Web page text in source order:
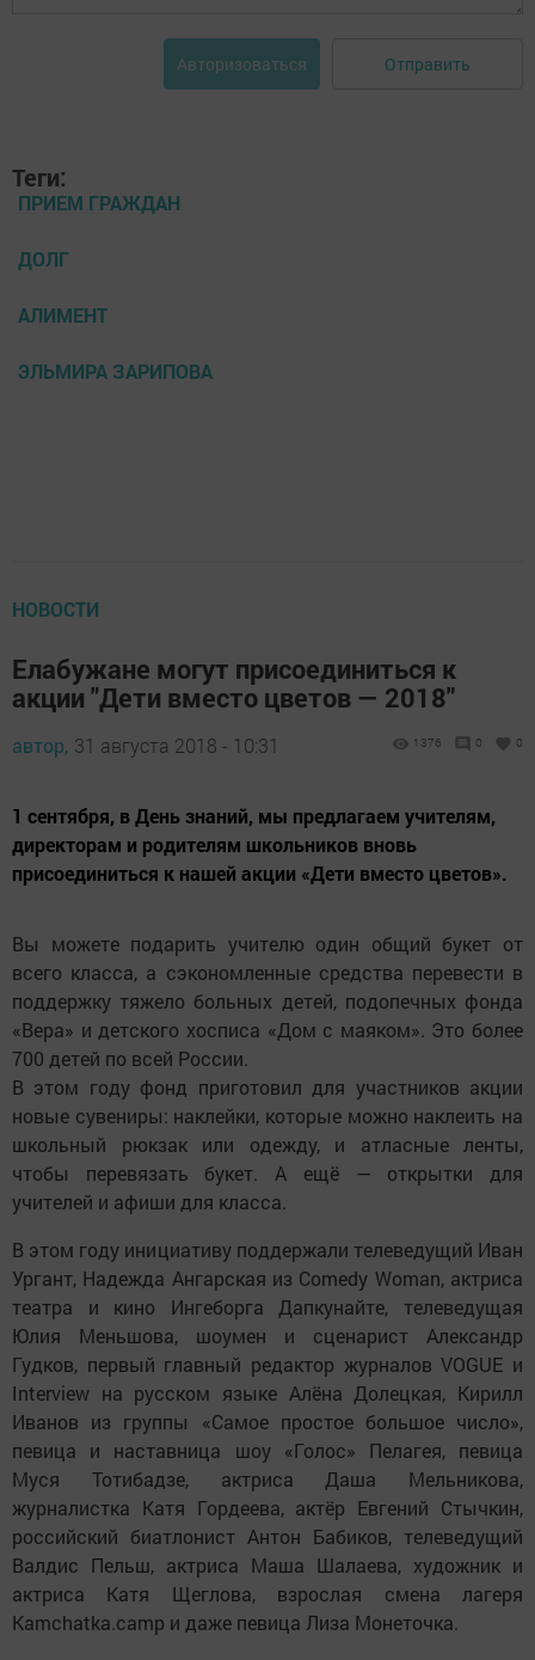
Авторизоваться Отправить
Теги:
ПРИЕМ ГРАЖДАН
ДОЛГ
АЛИМЕНТ
ЭЛЬМИРА ЗАРИПОВА
НОВОСТИ
Елабужане могут присоединиться к
акции "Дети вместо цветов — 2018"
автор, 31 августа 2018 - 10:31 1376 0 0
1 сентября, в День знаний, мы предлагаем учителям,
директорам и родителям школьников вновь
присоединиться к нашей акции «Дети вместо цветов».
Вы можете подарить учителю один общий букет от
всего класса, а сэкономленные средства перевести в
поддержку тяжело больных детей, подопечных фонда
«Вера» и детского хосписа «Дом с маяком». Это более
700 детей по всей России.
В этом году фонд приготовил для участников акции
новые сувениры: наклейки, которые можно наклеить на
школьный рюкзак или одежду, и атласные ленты,
чтобы перевязать букет. А ещё — открытки для
учителей и афиши для класса.
В этом году инициативу поддержали телеведущий Иван
Ургант, Надежда Ангарская из Comedy Woman, актриса
театра и кино Ингеборга Дапкунайте, телеведущая
Юлия Меньшова, шоумен и сценарист Александр
Гудков, первый главный редактор журналов VOGUE и
Interview на русском языке Алёна Долецкая, Кирилл
Иванов из группы «Самое простое большое число»,
певица и наставница шоу «Голос» Пелагея, певица
Муся Тотибадзе, актриса Даша Мельникова,
журналистка Катя Гордеева, актёр Евгений Стычкин,
российский биатлонист Антон Бабиков, телеведущий
Валдис Пельш, актриса Маша Шалаева, художник и
актриса Катя Щеглова, взрослая смена лагеря
Kamchatka.camp и даже певица Лиза Монеточка.